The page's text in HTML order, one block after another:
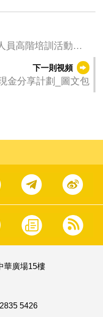
員高階培訓活動圓
下一則視頻
金分享計劃_圖文包
華廣場15樓
5426